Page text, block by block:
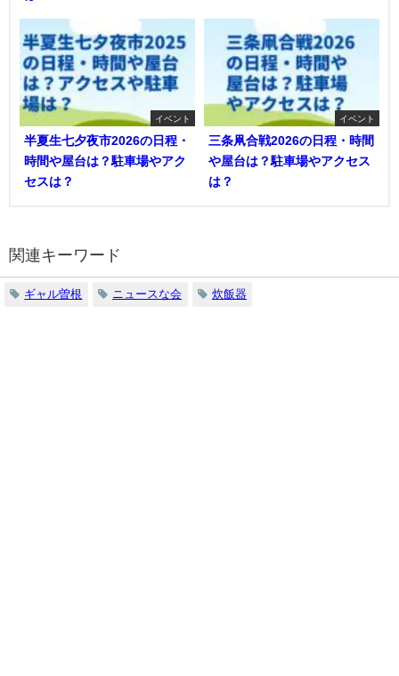
イベント
半夏生七夕夜市2026の日程・
時間や屋台は？駐車場やアク
セスは？
イベント
三条凧合戦2026の日程・時間
や屋台は？駐車場やアクセス
は？
関連キーワード
ギャル曽根 ニュースな会 炊飯器